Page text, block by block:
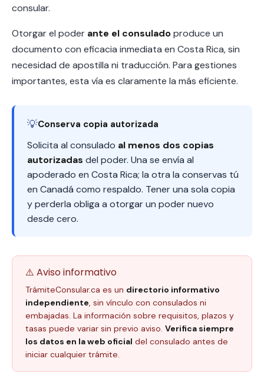
consular.
Otorgar el poder ante el consuladoproduce un
documento con eficacia inmediata en Costa Rica, sin
necesidad de apostilla ni traducción. Para gestiones
importantes, esta vía es claramente la más eficiente.
💡Conserva copia autorizada
Solicita al consulado al menos dos copias
autorizadas del poder. Una se envía al
apoderado en Costa Rica; la otra la conservas tú
en Canadá como respaldo. Tener una sola copia
y perderla obliga a otorgar un poder nuevo
desde cero.
⚠️ Aviso informativo
TrámiteConsular.ca es un directorio informativo
independiente, sin vínculo con consulados ni
embajadas. La información sobre requisitos, plazos y
tasas puede variar sin previo aviso. Verifica siempre
los datos en la web oficial del consulado antes de
iniciar cualquier trámite.